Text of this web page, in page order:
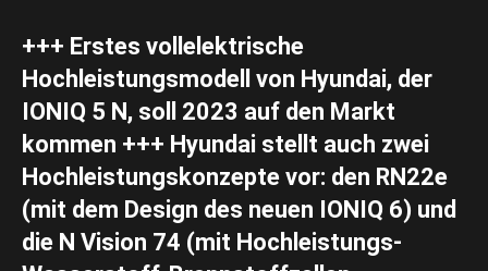
+++ Erstes vollelektrische
Hochleistungsmodell von Hyundai, der
IONIQ 5 N, soll 2023 auf den Markt
kommen +++ Hyundai stellt auch zwei
Hochleistungskonzepte vor: den RN22e
(mit dem Design des neuen IONIQ 6) und
die N Vision 74 (mit Hochleistungs-